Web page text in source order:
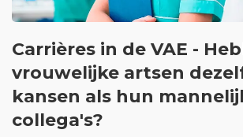
Carrières in de VAE -
vrouwelijke artsen
kansen als hun
collega's?